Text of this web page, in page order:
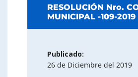
RESOLUCIÓN Nro.
MUNICIPAL -109-2019
Publicado:
26 de Diciembre del 2019